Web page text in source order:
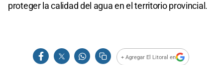
proteger la calidad del agua en el territorio provincial.
+ Agregar El Litoral en